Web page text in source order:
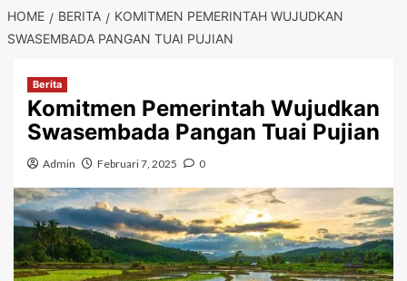
HOME BERITA
KOMITMEN PEMERINTAH WUJUDKAN
SWASEMBADA PANGAN TUAI PUJIAN
Berita
Komitmen Pemerintah Wujudkan
Swasembada Pangan Tuai Pujian
Admin Februari 7, 2025 0